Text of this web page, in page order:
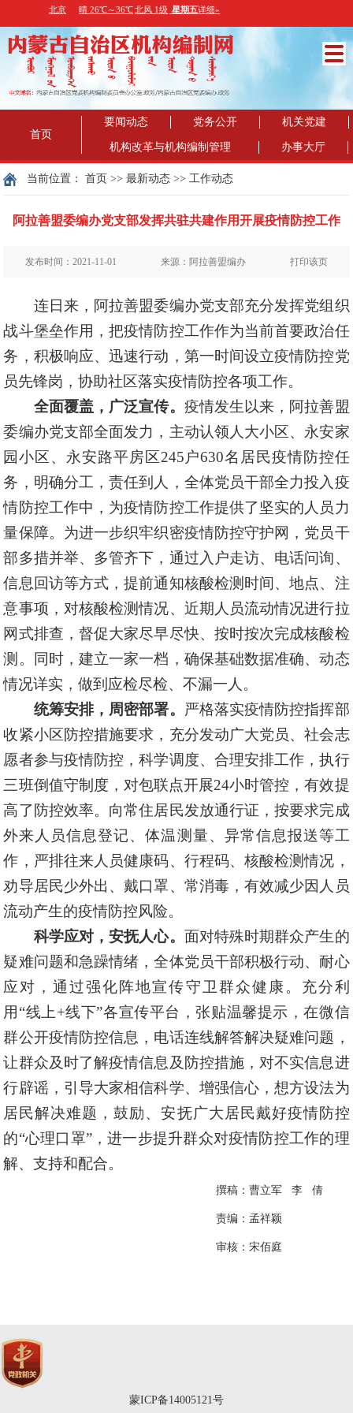
首页
要闻动态 党务公开 机关党建
机构改革与机构编制管理 办事大厅
当前位置：首页 >>最新动态 >> 工作动态
阿拉善盟委编办党支部发挥共驻共建作用开展疫情防控工作
发布时间：2021-11-01 来源：阿拉善盟编办 打印该页
连日来，阿拉善盟委编办党支部充分发挥党组织
战斗堡垒作用，把疫情防控工作作为当前首要政治任
务，积极响应、迅速行动，第一时间设立疫情防控党
员先锋岗，协助社区落实疫情防控各项工作。
全面覆盖，广泛宣传。 疫情发生以来，阿拉善盟
委编办党支部全面发力，主动认领人大小区、永安家
园小区、永安路平房区245 户630名居民疫情防控任
务，明确分工，责任到人，全体党员干部全力投入疫
情防控工作中 ，为疫情防控工作提供了坚实的人员力
量保障。为进一步织牢织密疫情防控守护网，党员干
部多措并举、多管齐下，通过入户走访、电话问询、
信息回访等方式，提前通知核酸检测时间、地点、注
意事项，对核酸检测情况、近期人员流动情况进行拉
网式排查，督促大家尽早尽快、按时按次完成核酸检
测。同时，建立一家一档，确保基础数据准确、动态
情况详实，做到应检尽检、不漏一人。
统筹安排，周密部署。
严格落实疫情防控指挥部
收紧小区防控措施要求，充分发动广大党员、社会志
愿者参与疫情防控，科学调度、合理安排工作，执行
三班倒值守制度，对包联点开展24小时管控，有效提
高了防控效率。向常住居民发放通行证，按要求完成
外来人员信息登记、体温测量、异常信息报送等工
作，严排往来人员健康码、行程码、核酸检测情况，
劝导居民少外出、戴口罩、常消毒，有效减少因人员
流动产生的疫情防控风险。
科学应对，安抚人心。 面对特殊时期群众产生的
疑难问题和急躁情绪，全体党员干部积极行动、耐心
应对，通过强化阵地宣传守卫群众健康。充分利
用“线上+线下”各宣传平台 ，张贴温馨提示 ，在微信
群公开疫情防控信息 ， 电话连线解答解决疑难问题，
让群众及时了解疫情信息及防控措施，对不实信息进
行辟谣，引导大家相信科学、增强信心，想方设法为
居民解决难题，鼓励、安抚广大居民戴好疫情防控
的“心理口罩”，进一步提升群众对疫情防控工作的理
解、支持和配合。
撰稿：曹立军 李 倩
责编： 孟祥颖
审核：宋佰庭
蒙ICP备14005121号